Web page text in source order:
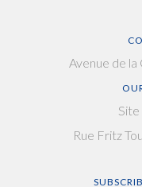
Avenue de
Site
Rue Fritz